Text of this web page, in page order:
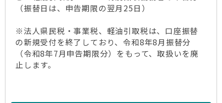
（振替日は、申告期限の翌月25日）
※法人県民税・事業税、軽油引取税は、口座振替
の新規受付を終了しており、令和8年8月振替分
（令和8年7月申告期限分）をもって、取扱いを廃
止します。